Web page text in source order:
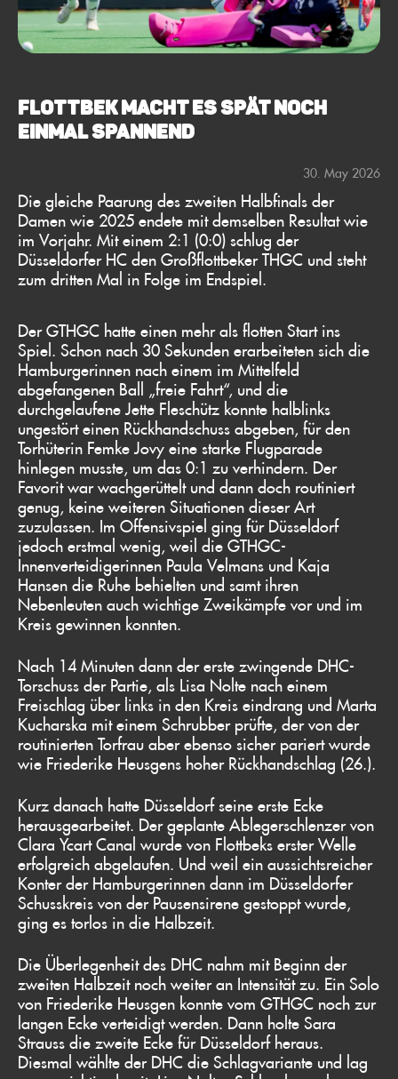
FLOTTBEK MACHT ES SPÄT NOCH
EINMAL SPANNEND
30. May 2026
Die gleiche Paarung des zweiten Halbfinals der
Damen wie 2025 endete mit demselben Resultat wie
im Vorjahr. Mit einem 2:1 (0:0) schlug der
Düsseldorfer HC den Großflottbeker THGC und steht
zum dritten Mal in Folge im Endspiel.
Der GTHGC hatte einen mehr als flotten Start ins
Spiel. Schon nach 30 Sekunden erarbeiteten sich die
Hamburgerinnen nach einem im Mittelfeld
abgefangenen Ball „freie Fahrt“, und die
durchgelaufene Jette Fleschütz konnte halblinks
ungestört einen Rückhandschuss abgeben, für den
Torhüterin Femke Jovy eine starke Flugparade
hinlegen musste, um das 0:1 zu verhindern. Der
Favorit war wachgerüttelt und dann doch routiniert
genug, keine weiteren Situationen dieser Art
zuzulassen. Im Offensivspiel ging für Düsseldorf
jedoch erstmal wenig, weil die GTHGC-
Innenverteidigerinnen Paula Velmans und Kaja
Hansen die Ruhe behielten und samt ihren
Nebenleuten auch wichtige Zweikämpfe vor und im
Kreis gewinnen konnten.
Nach 14 Minuten dann der erste zwingende DHC-
Torschuss der Partie, als Lisa Nolte nach einem
Freischlag über links in den Kreis eindrang und Marta
Kucharska mit einem Schrubber prüfte, der von der
routinierten Torfrau aber ebenso sicher pariert wurde
wie Friederike Heusgens hoher Rückhandschlag (26.).
Kurz danach hatte Düsseldorf seine erste Ecke
herausgearbeitet. Der geplante Ablegerschlenzer von
Clara Ycart Canal wurde von Flottbeks erster Welle
erfolgreich abgelaufen. Und weil ein aussichtsreicher
Konter der Hamburgerinnen dann im Düsseldorfer
Schusskreis von der Pausensirene gestoppt wurde,
ging es torlos in die Halbzeit.
Die Überlegenheit des DHC nahm mit Beginn der
zweiten Halbzeit noch weiter an Intensität zu. Ein Solo
von Friederike Heusgen konnte vom GTHGC noch zur
langen Ecke verteidigt werden. Dann holte Sara
Strauss die zweite Ecke für Düsseldorf heraus.
Diesmal wählte der DHC die Schlagvariante und lag